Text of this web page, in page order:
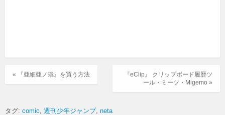
『eClip』 クリップボード履歴ツ
ール・ミーツ・Migemo »
« 『亜細亜ノ蛾』を買う方法
タグ: comic 週刊少年ジャンプ neta